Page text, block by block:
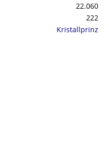
22.060
222
Kristallprinz